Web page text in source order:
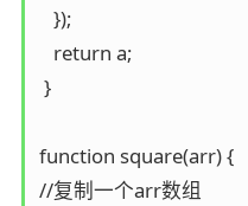
   });
   return a;
}
function square(arr) {
//复制一个arr数组